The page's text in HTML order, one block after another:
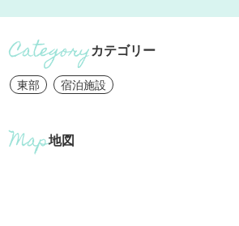
カテゴリー
東部 宿泊施設
地図